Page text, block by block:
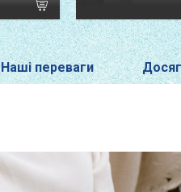
Наші переваги